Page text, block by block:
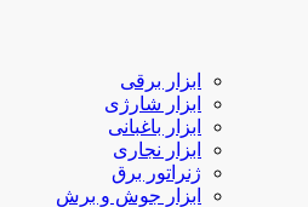
ابزار برقی
ابزار شارژی
ابزار باغبانی
ابزار نجاری
ژنراتور برق
ابزار جوش و برش